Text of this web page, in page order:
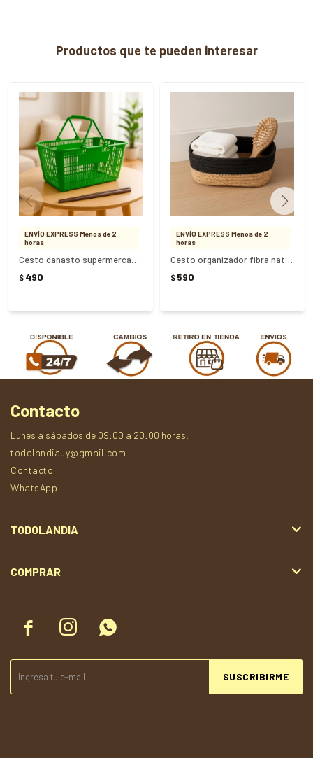
Productos que te pueden interesar
ENVÍO EXPRESS Menos de 2
horas
$ 490
ENVÍO EXPRESS Menos de 2
horas
$ 590
  
SUSCRIBIRME
Contacto
Lunes a sábados de 09:00 a 20:00 horas.
todolandiauy@gmail.com
Contacto
WhatsApp
TODOLANDIA
COMPRAR